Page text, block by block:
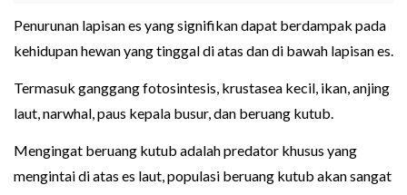
Penurunan lapisan es yang signifikan dapat berdampak pada
kehidupan hewan yang tinggal di atas dan di bawah lapisan es.
Termasuk ganggang fotosintesis, krustasea kecil, ikan, anjing
laut, narwhal, paus kepala busur, dan beruang kutub.
Mengingat beruang kutub adalah predator khusus yang
mengintai di atas es laut, populasi beruang kutub akan sangat